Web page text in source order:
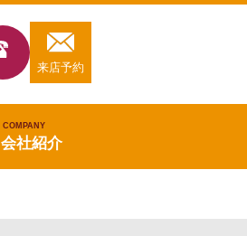
来店予約
COMPANY
会社紹介